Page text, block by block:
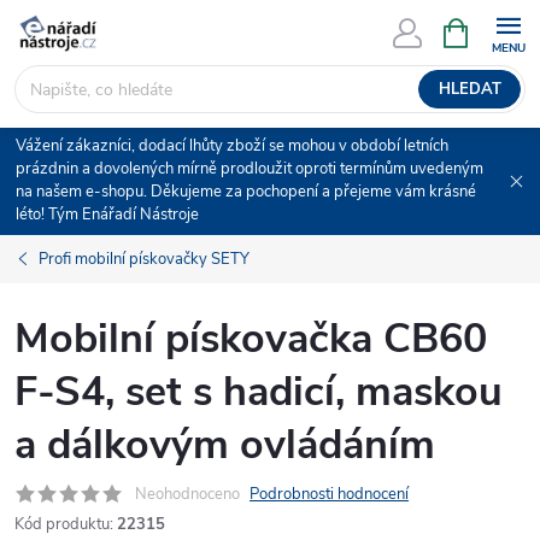
Přejít
obsah
HLEDAT
NÁKUPNÍ
KOŠÍK
Vážení zákazníci, dodací lhůty zboží se mohou v období letních
prázdnin a dovolených mírně prodloužit oproti termínům uvedeným
na našem e-shopu. Děkujeme za pochopení a přejeme vám krásné
léto! Tým Enářadí Nástroje
Profi mobilní pískovačky SETY
Mobilní pískovačka CB60
F-S4, set s hadicí, maskou
a dálkovým ovládáním
Neohodnoceno Podrobnosti hodnocení
Kód produktu: 22315